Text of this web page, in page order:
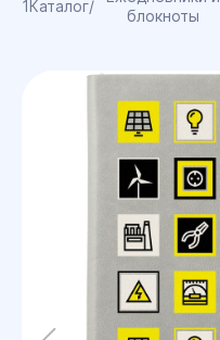
1Каталог/
блокноты